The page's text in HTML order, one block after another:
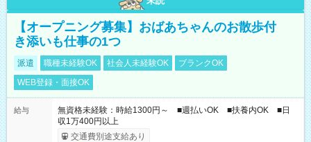
【オープニング募集】おばあちゃんのお散歩付
き添いも仕事の1つ
派遣 職種未経験OK 社会人未経験OK
ブランクOK
WEB登録・面接OK
給与
無資格未経験：時給1300円～ ■週払いOK ■扶養内OK ■日
収1万400円以上
交通費別途支給あり